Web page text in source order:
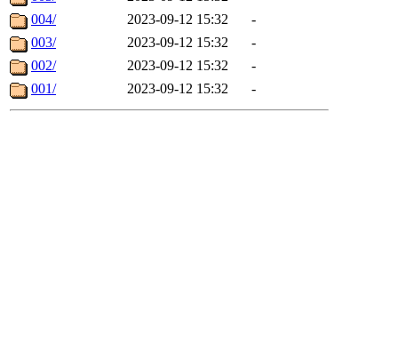
004/
2023-09-12 15:32
-
003/
2023-09-12 15:32
-
002/
2023-09-12 15:32
-
001/
2023-09-12 15:32 -